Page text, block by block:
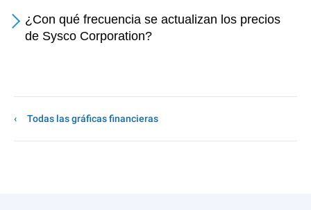
¿Con qué frecuencia se actualizan los precios
de Sysco Corporation?
Todas las gráficas financieras